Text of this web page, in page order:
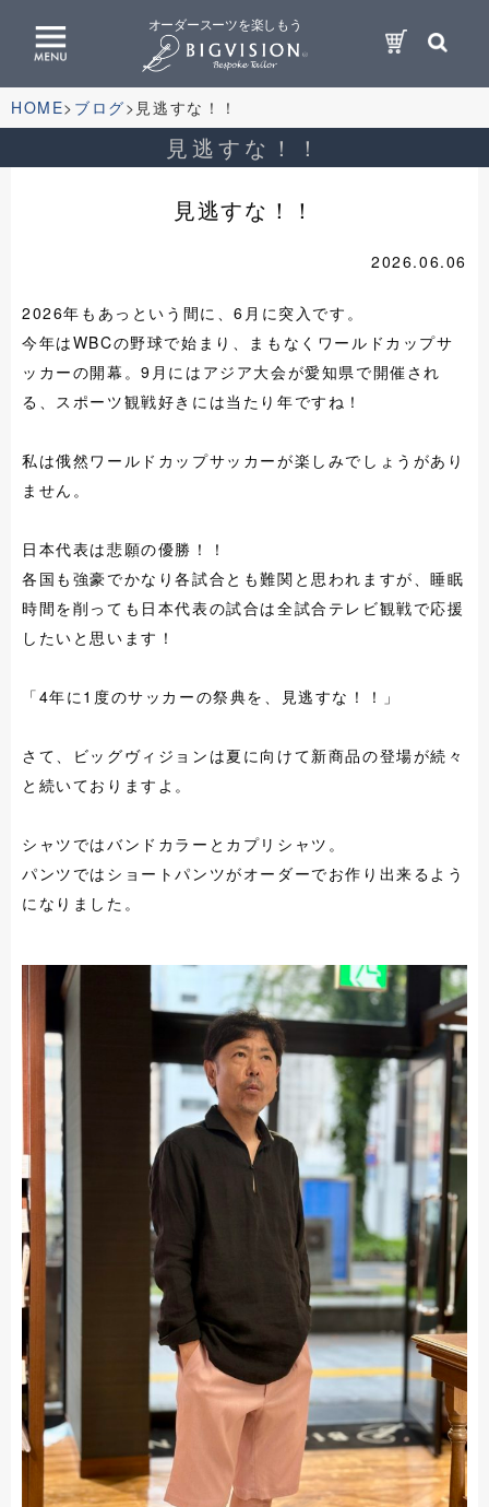
オーダースーツを楽しもう
HOME ブログ 見逃すな！！
見逃すな！！
見逃すな！！
2026.06.06
2026年もあっという間に、6月に突入です。
今年はWBCの野球で始まり、まもなくワールドカップサ
ッカーの開幕。9月にはアジア大会が愛知県で開催され
る、スポーツ観戦好きには当たり年ですね！
私は俄然ワールドカップサッカーが楽しみでしょうがあり
ません。
日本代表は悲願の優勝！！
各国も強豪でかなり各試合とも難関と思われますが、睡眠
時間を削っても日本代表の試合は全試合テレビ観戦で応援
したいと思います！
「4年に1度のサッカーの祭典を、見逃すな！！」
さて、ビッグヴィジョンは夏に向けて新商品の登場が続々
と続いておりますよ。
シャツではバンドカラーとカプリシャツ。
パンツではショートパンツがオーダーでお作り出来るよう
になりました。